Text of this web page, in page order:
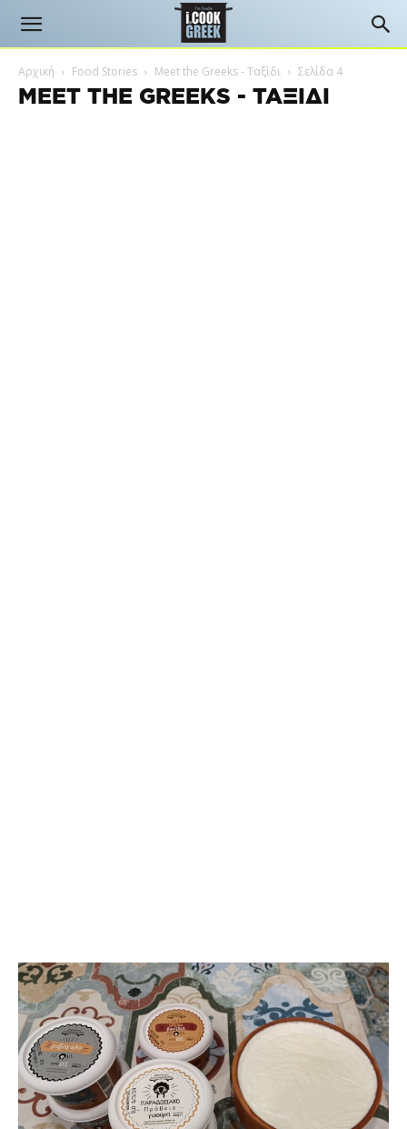
Αρχική Food Stories Meet the Greeks - Ταξίδι Σελίδα 4
MEET THE GREEKS - ΤΑΞΊΔΙ